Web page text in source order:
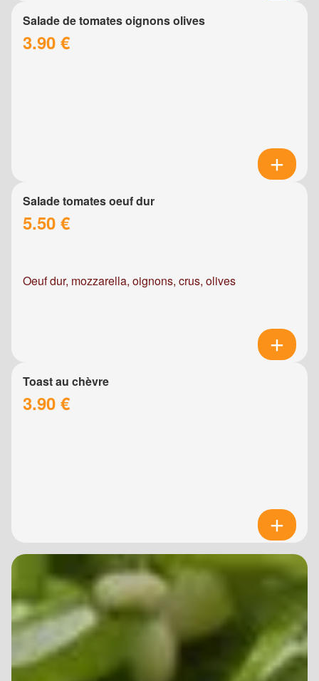
Salade de tomates oignons olives
3.90 €
Salade tomates oeuf dur
5.50 €
Oeuf dur, mozzarella, oignons, crus, olives
Toast au chèvre
3.90 €